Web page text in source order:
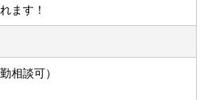
ます！
相談可）